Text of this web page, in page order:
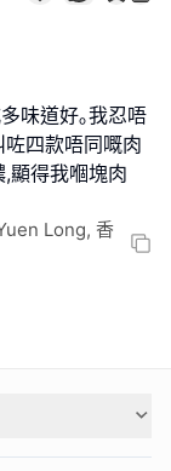
味道好｡我忍唔
四款唔同嘅肉
顯得我嗰塊肉
Long, 香